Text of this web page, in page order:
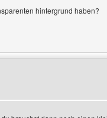
hintergrund haben?